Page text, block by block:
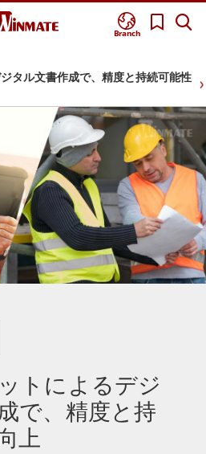
Branch
タル文書作成で、精度と持続可能性
トによるデジ
で、精度と持
上